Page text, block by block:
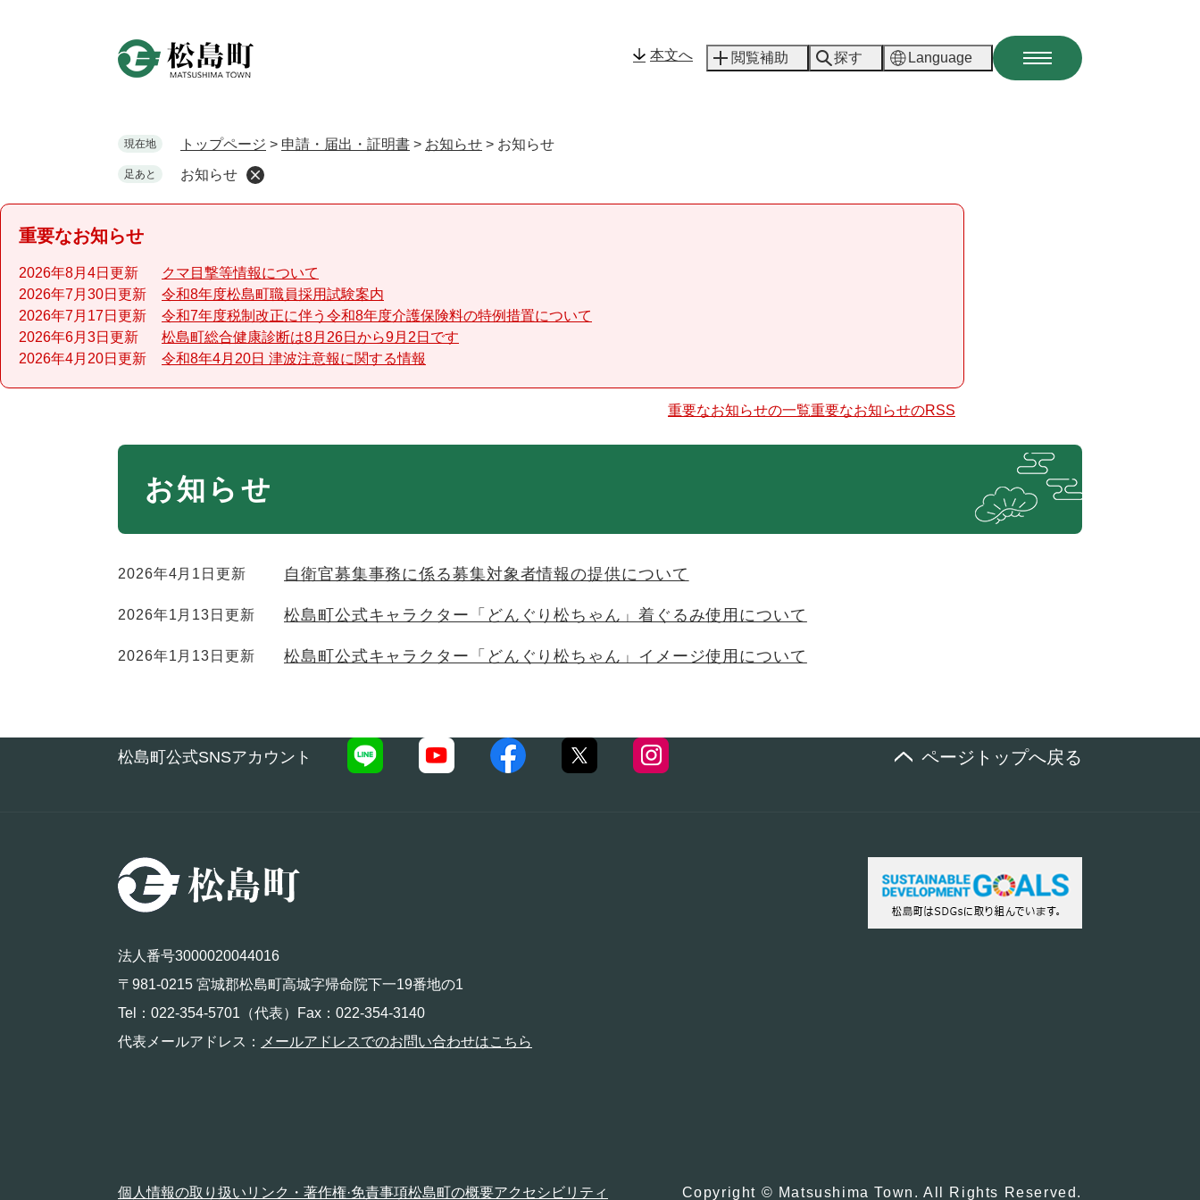
本文へ 閲覧補助 探す Language
現在地 トップページ > 申請・届出・証明書 > お知らせ > お知らせ
足あと お知らせ
重要なお知らせ
2026年8月4日更新
クマ目撃等情報について
2026年7月30日更新
令和8年度松島町職員採用試験案内
2026年7月17日更新
令和7年度税制改正に伴う令和8年度介護保険料の特例措置について
2026年6月3日更新
松島町総合健康診断は8月26日から9月2日です
2026年4月20日更新
令和8年4月20日 津波注意報に関する情報
重要なお知らせの一覧重要なお知らせのRSS
お知らせ
2026年4月1日更新 自衛官募集事務に係る募集対象者情報の提供について
2026年1月13日更新 松島町公式キャラクター「どんぐり松ちゃん」着ぐるみ使用について
2026年1月13日更新 松島町公式キャラクター「どんぐり松ちゃん」イメージ使用について
松島町公式SNSアカウント ページトップへ戻る
法人番号3000020044016
〒981-0215 宮城郡松島町高城字帰命院下一19番地の1
Tel：022-354-5701（代表）Fax：022-354-3140
代表メールアドレス：
メールアドレスでのお問い合わせはこちら
個人情報の取り扱い リンク・著作権·免責事項松島町の概要アクセシビリティ Copyright © Matsushima Town. All Rights Reserved.